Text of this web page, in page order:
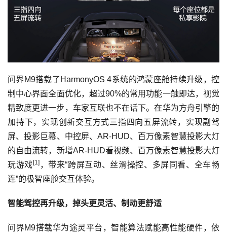
问界M9搭载了HarmonyOS 4系统的鸿蒙座舱持续升级，控
制中心界面全面优化，超过90%的常用功能一触即达，视觉
精致度更进一步，车家互联也不在话下。在华为方舟引擎的
加持下，实现创新交互方式三指四向五屏流转，实现副驾
屏、投影巨幕、中控屏、AR-HUD、百万像素智慧投影大灯
的自由流转，新增AR-HUD看视频、百万像素智慧投影大灯
玩游戏 [1]，带来“跨屏互动、丝滑操控、多屏同看、全车畅
连”的极智座舱交互体验。
智能驾控再升级，掉头更灵活、制动更舒适
问界M9搭载华为途灵平台，智能算法赋能高性能硬件，依